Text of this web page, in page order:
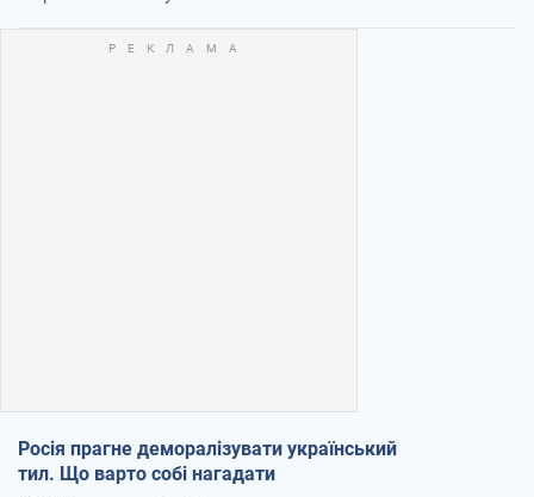
Росія прагне деморалізувати український
тил. Що варто собі нагадати